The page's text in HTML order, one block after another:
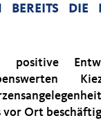
DIE
positive
vor Ort